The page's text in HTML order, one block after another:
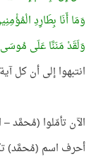
وَمَا أَنَا بِطَارِدِ
وَلَقَدْ مَنَنَّا عَلَى
انتبهوا إلى أن كل
الآن تأمّلوا (مُحمَّد –
أحرف اسم (مُحمَّد)